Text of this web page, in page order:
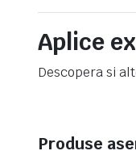
Aplice
Descopera si
Produse